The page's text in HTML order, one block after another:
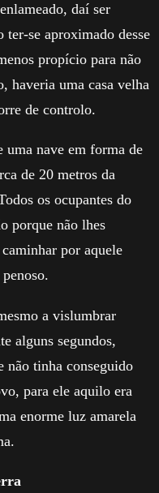
daí ser
ter-se aproximado desse
propício para não
haveria uma casa velha
de controlo.
uma nave em forma de
de 20 metros da
os ocupantes do
porque não lhes
por aquele
a vislumbrar
alguns segundos,
não tinha conseguido
para ele aquilo era
enorme luz amarela